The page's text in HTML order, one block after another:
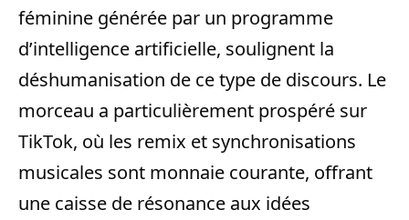
féminine générée par un programme
d’intelligence artificielle, soulignent la
déshumanisation de ce type de discours. Le
morceau a particulièrement prospéré sur
TikTok, où les remix et synchronisations
musicales sont monnaie courante, offrant
une caisse de résonance aux idées